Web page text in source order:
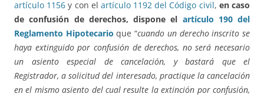
artículo 1156 y con el artículo 1192 del Código civil, en caso
de confusión de derechos, dispone el artículo 190 del
Reglamento Hipotecario que “cuando un derecho inscrito se
haya extinguido por confusión de derechos, no será necesario
un asiento especial de cancelación, y bastará que el
Registrador, a solicitud del interesado, practique la cancelación
en el mismo asiento del cual resulte la extinción por confusión,